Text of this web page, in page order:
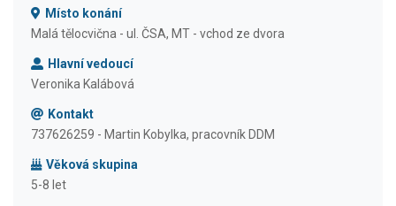
Místo konání
Malá tělocvična - ul. ČSA, MT - vchod ze dvora
Hlavní vedoucí
Veronika Kalábová
Kontakt
737626259 - Martin Kobylka, pracovník DDM
Věková skupina
5-8 let